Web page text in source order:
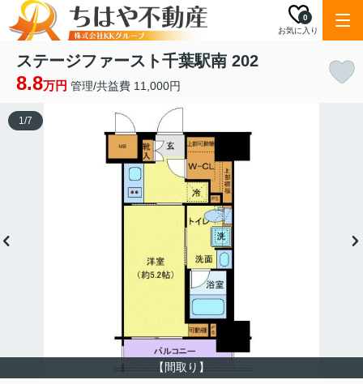
お気に入り
0
ステージファースト千葉駅南 202
8.8万円 管理/共益費 11,000円
【間取り】
1/7